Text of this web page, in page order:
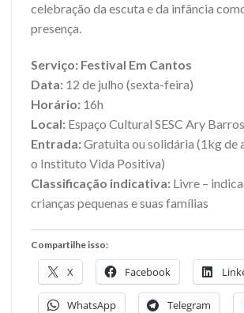
celebração da escuta e da infância
presença.
Serviço: Festival Em Cantos
Data: 12 de julho (sexta-feira)
Horário: 16h
Local: Espaço Cultural SESC Ary
Entrada:Gratuita ou solidária (1kg de
o Instituto Vida Positiva)
Classificação indicativa: Livre –
crianças pequenas e suas famílias
Compartilhe isso:
X Facebook
WhatsApp Telegram